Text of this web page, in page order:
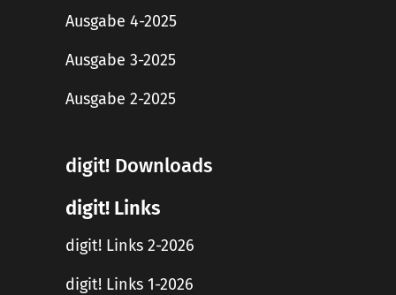
Ausgabe 4-2025
Ausgabe 3-2025
Ausgabe 2-2025
digit! Downloads
digit! Links
digit! Links 2-2026
digit! Links 1-2026